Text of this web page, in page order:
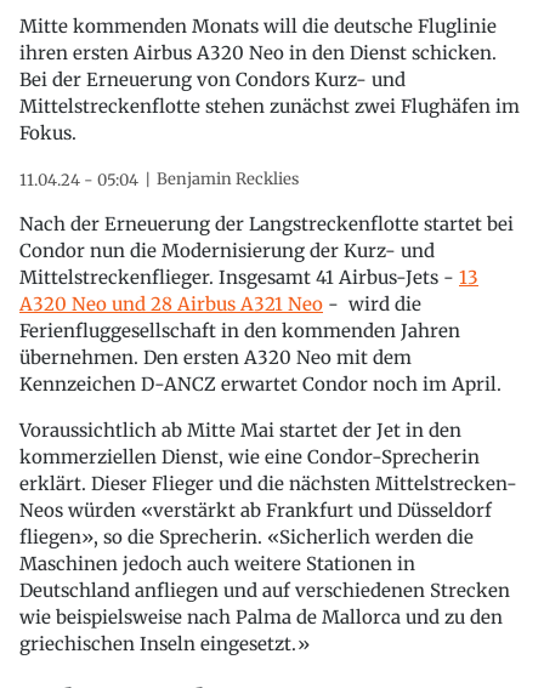
Mitte kommenden Monats will die deutsche Fluglinie
ihren ersten Airbus A320 Neo in den Dienst schicken.
Bei der Erneuerung von Condors Kurz- und
Mittelstreckenflotte stehen zunächst zwei Flughäfen im
Fokus.
11.04.24 - 05:04 Benjamin Recklies
Nach der Erneuerung der Langstreckenflotte startet bei
Condor nun die Modernisierung der Kurz- und
Mittelstreckenflieger. Insgesamt 41 Airbus-Jets - 13
A320 Neo und 28 Airbus A321 Neo - wird die
Ferienfluggesellschaft in den kommenden Jahren
übernehmen. Den ersten A320 Neo mit dem
Kennzeichen D-ANCZ erwartet Condor noch im April.
Voraussichtlich ab Mitte Mai startet der Jet in den
kommerziellen Dienst, wie eine Condor-Sprecherin
erklärt. Dieser Flieger und die nächsten Mittelstrecken-
Neos würden «verstärkt ab Frankfurt und Düsseldorf
fliegen», so die Sprecherin. «Sicherlich werden die
Maschinen jedoch auch weitere Stationen in
Deutschland anfliegen und auf verschiedenen Strecken
wie beispielsweise nach Palma de Mallorca und zu den
griechischen Inseln eingesetzt.»